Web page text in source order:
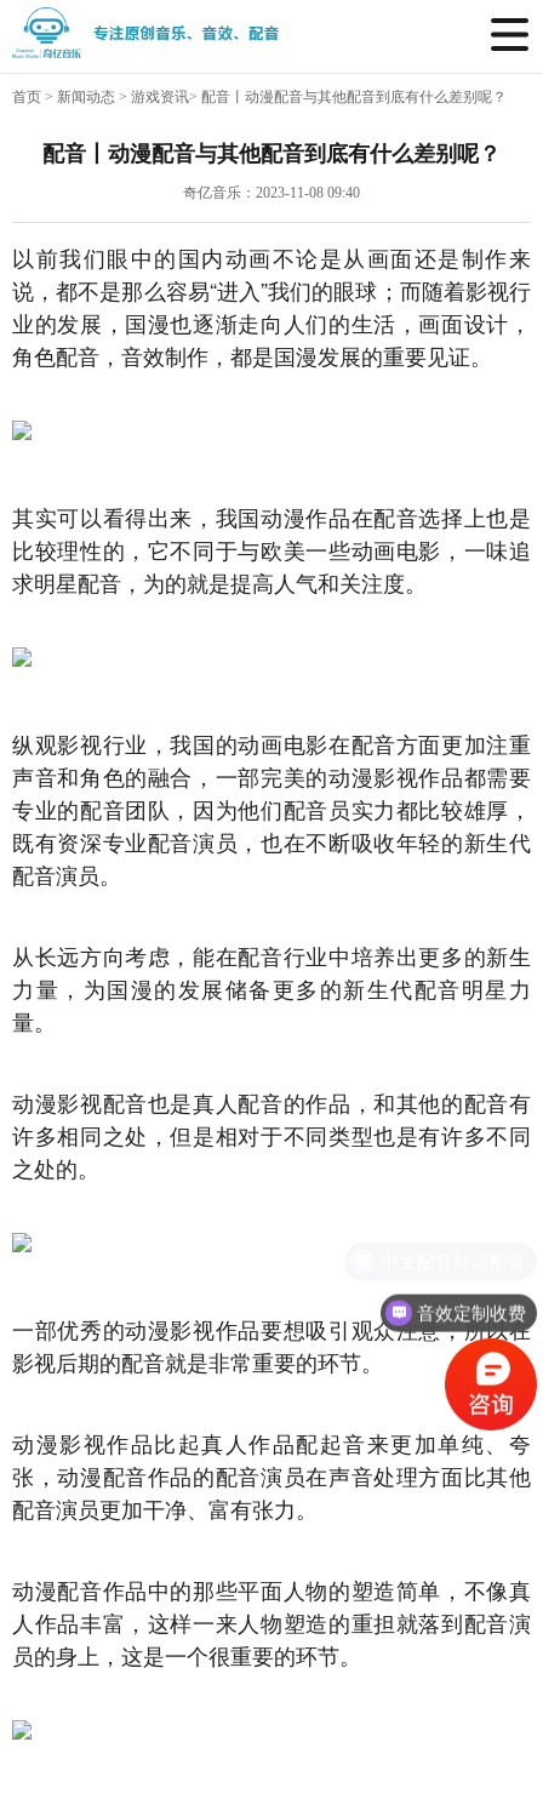
首页 > 新闻动态 > 游戏资讯> 配音丨动漫配音与其他配音到底有什么差别呢？
配音丨动漫配音与其他配音到底有什么差别呢？
奇亿音乐：2023-11-08 09:40
以前我们眼中的国内动画不论是从画面还是制作来
说，都不是那么容易“进入”我们的眼球；而随着影视行
业的发展，国漫也逐渐走向人们的生活，画面设计，
角色配音，音效制作，都是国漫发展的重要见证。
其实可以看得出来，我国动漫作品在配音选择上也是
比较理性的，它不同于与欧美一些动画电影，一味追
求明星配音，为的就是提高人气和关注度。
纵观影视行业，我国的动画电影在配音方面更加注重
声音和角色的融合，一部完美的动漫影视作品都需要
专业的配音团队，因为他们配音员实力都比较雄厚，
既有资深专业配音演员，也在不断吸收年轻的新生代
配音演员。
从长远方向考虑，能在配音行业中培养出更多的新生
力量，为国漫的发展储备更多的新生代配音明星力
量。
动漫影视配音也是真人配音的作品，和其他的配音有
许多相同之处，但是相对于不同类型也是有许多不同
之处的。
一部优秀的动漫影视作品要想吸引观众注意，所以在
影视后期的配音就是非常重要的环节。
动漫影视作品比起真人作品配起音来更加单纯、夸
张，动漫配音作品的配音演员在声音处理方面比其他
配音演员更加干净、富有张力。
动漫配音作品中的那些平面人物的塑造简单，不像真
人作品丰富，这样一来人物塑造的重担就落到配音演
员的身上，这是一个很重要的环节。
音效定制收费